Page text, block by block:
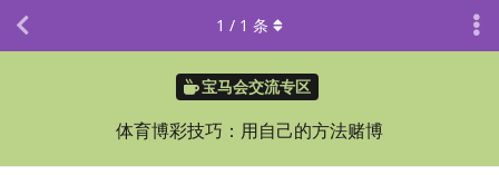
宝马会交流专区
体育博彩技巧：用自己的方法赌博
1 / 1 条